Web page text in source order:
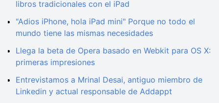
libros tradicionales con el iPad
"Adios iPhone, hola iPad mini" Porque no todo el
mundo tiene las mismas necesidades
Llega la beta de Opera basado en Webkit para OS X:
primeras impresiones
Entrevistamos a Mrinal Desai, antiguo miembro de
Linkedin y actual responsable de Addappt